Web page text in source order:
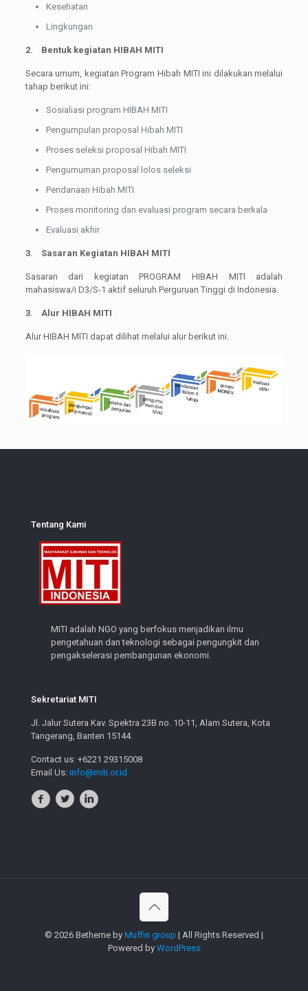
Kesehatan
Lingkungan
2. Bentuk kegiatan HIBAH MITI
Secara umum, kegiatan Program Hibah MITI ini dilakukan melalui
tahap berikut ini:
Sosialiasi program HIBAH MITI
Pengumpulan proposal Hibah MITI
Proses seleksi proposal Hibah MITI
Pengumuman proposal lolos seleksi
Pendanaan Hibah MITI
Proses monitoring dan evaluasi program secara berkala
Evaluasi akhir
3. Sasaran Kegiatan HIBAH MITI
Sasaran dari kegiatan PROGRAM HIBAH MITI adalah
mahasiswa/i D3/S-1 aktif seluruh Perguruan Tinggi di Indonesia.
3. Alur HIBAH MITI
Alur HIBAH MITI dapat dilihat melalui alur berikut ini.
Tentang Kami
MITI adalah NGO yang berfokus menjadikan ilmu
pengetahuan dan teknologi sebagai pengungkit dan
pengakselerasi pembangunan ekonomi.
Sekretariat MITI
Jl. Jalur Sutera Kav. Spektra 23B no. 10-11, Alam Sutera, Kota
Tangerang, Banten 15144.
Contact us: +6221 29315008
Email Us: info@miti.or.id
© 2026 Betheme by Muffin group | All Rights Reserved |
Powered by WordPress